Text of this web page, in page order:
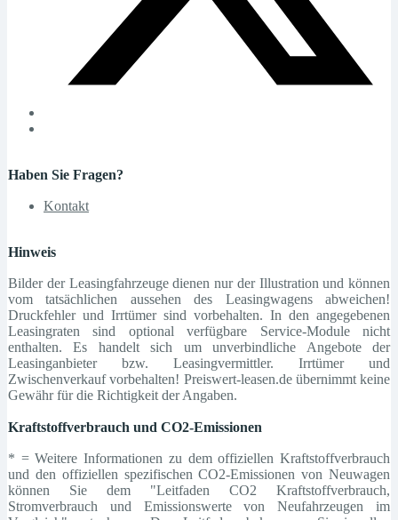
Haben Sie Fragen?
Kontakt
Hinweis
Bilder der Leasingfahrzeuge dienen nur der Illustration und können
vom tatsächlichen aussehen des Leasingwagens abweichen!
Druckfehler und Irrtümer sind vorbehalten. In den angegebenen
Leasingraten sind optional verfügbare Service-Module nicht
enthalten. Es handelt sich um unverbindliche Angebote der
Leasinganbieter bzw. Leasingvermittler. Irrtümer und
Zwischenverkauf vorbehalten! Preiswert-leasen.de übernimmt keine
Gewähr für die Richtigkeit der Angaben.
Kraftstoffverbrauch und CO2-Emissionen
* = Weitere Informationen zu dem offiziellen Kraftstoffverbrauch
und den offiziellen spezifischen CO2-Emissionen von Neuwagen
können Sie dem "Leitfaden CO2 Kraftstoffverbrauch,
Stromverbrauch und Emissionswerte von Neufahrzeugen im